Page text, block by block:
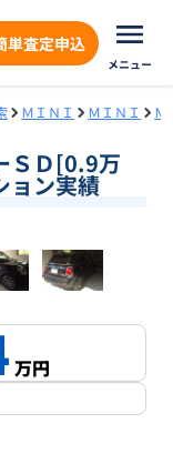
単査定申込
メニュー
ＭＩＮＩ ＭＩＮＩ Ｍ
ＳＤ[0.9万
ン実績
1/17
万円